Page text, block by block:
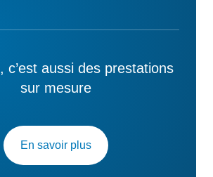
c’est aussi des prestations
sur mesure
En savoir plus